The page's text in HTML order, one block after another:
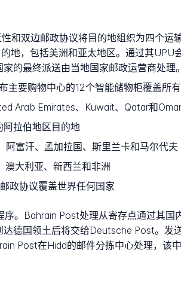
和双边邮政协议将目的地组织为四个
地，包括美洲和亚太地区。通过其
的最终派送由当地国家邮政运营商处理。
主要购物中心的12个智能储物柜覆盖所
Arab Emirates、Kuwait、Qatar和
阿拉伯地区目的地
阿富汗、孟加拉国、斯里兰卡和马尔代夫
澳大利亚、新西兰和非洲
政协议覆盖世界任何国家
。Bahrain Post处理从寄存点通过其
德国领土后将交给Deutsche Post。
Post在Hidd的邮件分拣中心处理，该